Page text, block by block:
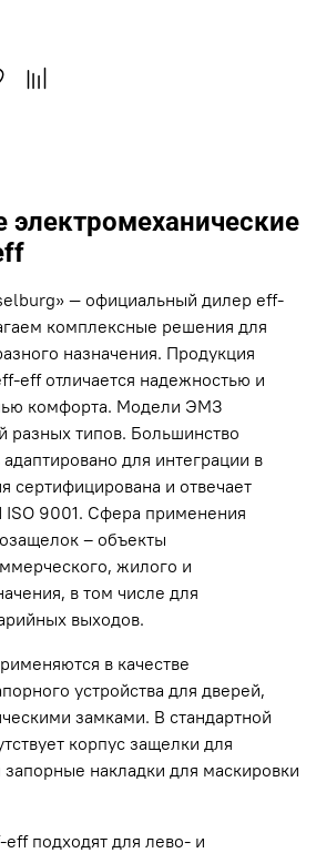
электромеханические
— официальный дилер eff-
комплексные решения для
назначения. Продукция
eff отличается надежностью и
комфорта. Модели ЭМЗ
разных типов. Большинство
для интеграции в
сертифицирована и отвечает
ISO 9001. Сфера применения
– объекты
жилого и
в том числе для
выходов.
в качестве
устройства для дверей,
замками. В стандартной
корпус защелки для
накладки для маскировки
подходят для лево- и